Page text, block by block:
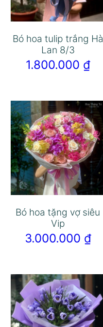
Bó hoa tulip trắng Hà
Lan 8/3
1.800.000 ₫
Bó hoa tặng vợ siêu
Vip
3.000.000 ₫